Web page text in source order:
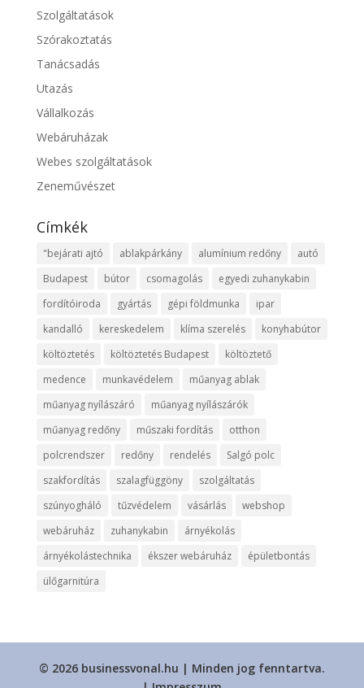
Szolgáltatások
Szórakoztatás
Tanácsadás
Utazás
Vállalkozás
Webáruházak
Webes szolgáltatások
Zeneművészet
Címkék
"bejárati ajtó ablakpárkány alumínium redőny
autó
Budapest
bútor csomagolás
egyedi zuhanykabin
fordítóiroda
gyártás gépi földmunka
ipar
kandalló
kereskedelem klíma szerelés
konyhabútor
költöztetés
költöztetés Budapest
költöztető
medence
munkavédelem
műanyag ablak
műanyag nyílászáró
műanyag nyílászárók
műanyag redőny
műszaki fordítás
otthon
polcrendszer
redőny rendelés
Salgó polc
szakfordítás
szalagfüggöny
szolgáltatás
szúnyogháló
tűzvédelem vásárlás
webshop
webáruház
zuhanykabin
árnyékolás
árnyékolástechnika
ékszer webáruház
épületbontás
ülőgarnitúra
© 2026 businessvonal.hu | Minden jog fenntartva.